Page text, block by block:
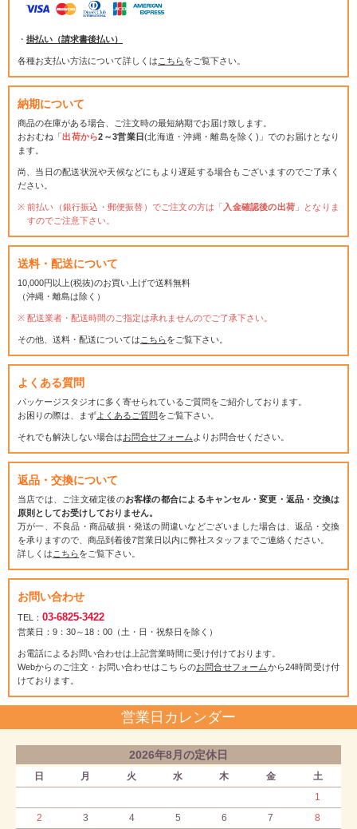
・ 掛払い（請求書後払い）
各種お支払い方法について詳しくは こちらをご覧下さい。
納期について
商品の在庫がある場合、ご注文時の最短納期でお届け致します。
おおむね「出荷から2～3営業日(北海道・沖縄・離島を除く)」でのお届けとなり
ます。
尚、当日の配送状況や天候などにもより遅延する場合もございますのでご了承く
ださい。
前払い（銀行振込・郵便振替）でご注文の方は「 入金確認後の出荷 」となりま
すのでご注意下さい。
送料・配送について
10,000円以上(税抜)のお買い上げで送料無料
（沖縄・離島は除く）
配送業者・配送時間のご指定は承れませんのでご了承下さい。
その他、送料・配送については こちらをご覧下さい。
よくある質問
パッケージスタジオに多く寄せられているご質問をご紹介しております。
お困りの際は、まずよくあるご質問をご覧下さい。
それでも解決しない場合はお問合せフォーム よりお問合せください。
返品・交換について
当店では、ご注文確定後のお客様の都合によるキャンセル・変更・返品・交換は
原則としてお受けしておりません。
万が一、不良品・商品破損・発送の間違いなどございました場合は、返品・交換
を承りますので、商品到着後7営業日以内に弊社スタッフまでご連絡ください。
詳しくは こちらをご覧下さい。
お問い合わせ
TEL： 03-6825-3422
営業日：9：30～18：00（土・日・祝祭日を除く）
お電話によるお問い合わせは上記営業時間に受け付けております。
Webからのご注文・お問い合わせはこちらのお問合せフォームから24時間受け付
けております。
営業日カレンダー
2026年8月の定休日
日 月 火 水 木 金
土
1
2
3 4 5 6 7
8